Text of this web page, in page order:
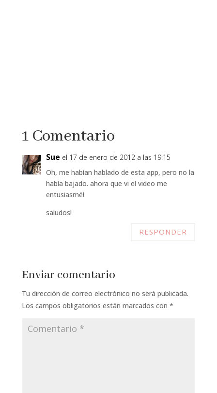
1 Comentario
Sue el 17 de enero de 2012 a las 19:15
Oh, me habían hablado de esta app, pero no la
había bajado. ahora que vi el video me
entusiasmé!
saludos!
RESPONDER
Enviar comentario
Tu dirección de correo electrónico no será publicada.
Los campos obligatorios están marcados con *